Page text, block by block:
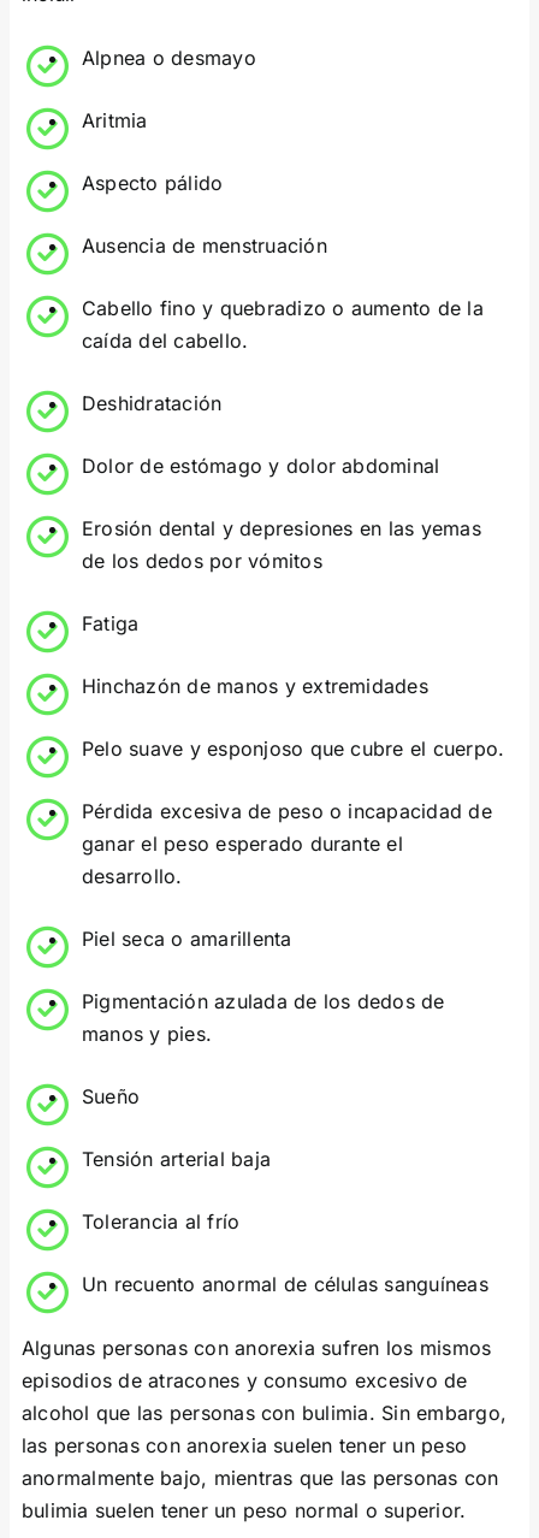
Alpnea o desmayo
Aritmia
Aspecto pálido
Ausencia de menstruación
Cabello fino y quebradizo o aumento de la
caída del cabello.
Deshidratación
Dolor de estómago y dolor abdominal
Erosión dental y depresiones en las yemas
de los dedos por vómitos
Fatiga
Hinchazón de manos y extremidades
Pelo suave y esponjoso que cubre el cuerpo.
Pérdida excesiva de peso o incapacidad de
ganar el peso esperado durante el
desarrollo.
Piel seca o amarillenta
Pigmentación azulada de los dedos de
manos y pies.
Sueño
Tensión arterial baja
Tolerancia al frío
Un recuento anormal de células sanguíneas
Algunas personas con anorexia sufren los mismos
episodios de atracones y consumo excesivo de
alcohol que las personas con bulimia. Sin embargo,
las personas con anorexia suelen tener un peso
anormalmente bajo, mientras que las personas con
bulimia suelen tener un peso normal o superior.